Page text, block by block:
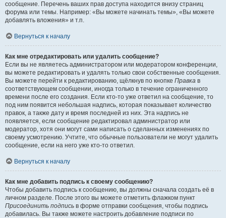
сообщение. Перечень ваших прав доступа находится внизу страниц
форума или темы. Например: «Вы можете начинать темы», «Вы можете
добавлять вложения» и т.п.
Вернуться к началу
Как мне отредактировать или удалить сообщение?
Если вы не являетесь администратором или модератором конференции,
вы можете редактировать и удалять только свои собственные сообщения.
Вы можете перейти к редактированию, щёлкнув по кнопке Правка в
соответствующем сообщении, иногда только в течение ограниченного
времени после его создания. Если кто-то уже ответил на сообщение, то
под ним появится небольшая надпись, которая показывает количество
правок, а также дату и время последней из них. Эта надпись не
появляется, если сообщение редактировал администратор или
модератор, хотя они могут сами написать о сделанных изменениях по
своему усмотрению. Учтите, что обычные пользователи не могут удалить
сообщение, если на него уже кто-то ответил.
Вернуться к началу
Как мне добавить подпись к своему сообщению?
Чтобы добавить подпись к сообщению, вы должны сначала создать её в
личном разделе. После этого вы можете отметить флажком пункт
Присоединить подпись в форме отправки сообщения, чтобы подпись
добавилась. Вы также можете настроить добавление подписи по